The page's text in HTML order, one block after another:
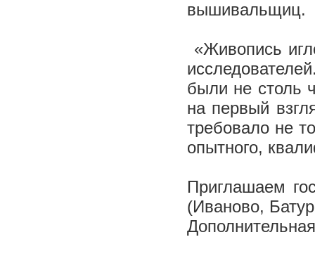
вышивальщиц.
«Живопись
были не столь
на первый
требовало не
опытного,
Приглашаем
(Иваново,